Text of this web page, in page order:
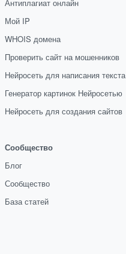
Антиплагиат онлайн
Мой IP
WHOIS домена
Проверить сайт на мошенников
Нейросеть для написания текста
Генератор картинок Нейросетью
Нейросеть для создания сайтов
Сообщество
Блог
Сообщество
База статей